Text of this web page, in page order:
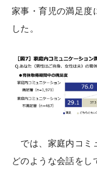
家事・育児の満足度
した。
では、家庭内コミ
どのような会話をし